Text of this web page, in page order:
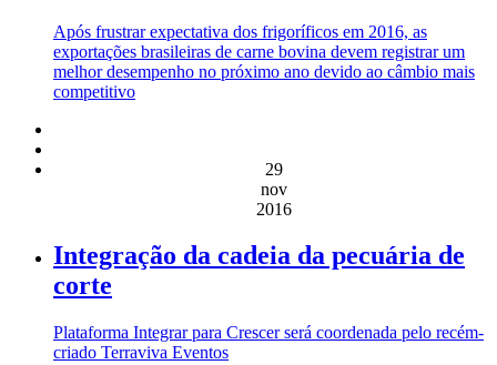
Após frustrar expectativa dos frigoríficos em 2016, as
exportações brasileiras de carne bovina devem registrar um
melhor desempenho no próximo ano devido ao câmbio mais
competitivo
29
nov
2016
Integração da cadeia da pecuária de
corte
Plataforma Integrar para Crescer será coordenada pelo recém-
criado Terraviva Eventos